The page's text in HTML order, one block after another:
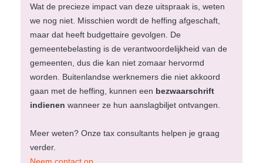
Wat de precieze impact van deze uitspraak is, weten
we nog niet. Misschien wordt de heffing afgeschaft,
maar dat heeft budgettaire gevolgen. De
gemeentebelasting is de verantwoordelijkheid van de
gemeenten, dus die kan niet zomaar hervormd
worden. Buitenlandse werknemers die niet akkoord
gaan met de heffing, kunnen een bezwaarschrift
indienen wanneer ze hun aanslagbiljet ontvangen.
Meer weten? Onze tax consultants helpen je graag
verder.